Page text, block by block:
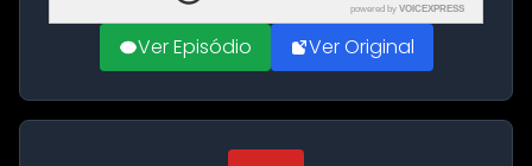
powered by VOICEXPRESS
Ver Episódio Ver Original